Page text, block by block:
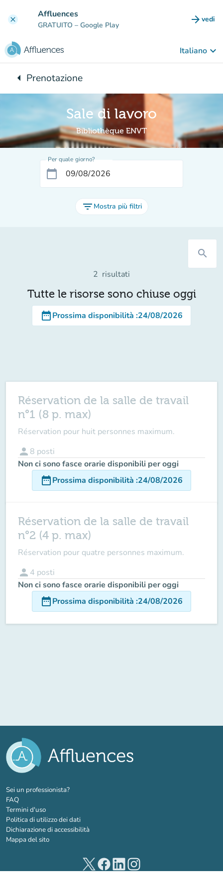
clear Affluences
GRATUITO – Google Play arrow_forward vedi
Italiano keyboard_arrow_down
arrow_leftTorna a:
Prenotazione
Sale di lavoro
Bibliothèque ENVT
Per quale giorno?
calendar_today
filter_list Mostra più filtri
search
2 risultati
Tutte le risorse sono chiuse oggi
date_rangeProssima disponibilità :24/08/2026
Réservation de la salle de travail
n°1 (8 p. max)
Réservation pour huit personnes maximum.
person 8 posti
Non ci sono fasce orarie disponibili per oggi
date_rangeProssima disponibilità :24/08/2026
Réservation de la salle de travail
n°2 (4 p. max)
Réservation pour quatre personnes maximum.
person 4 posti
Non ci sono fasce orarie disponibili per oggi
date_rangeProssima disponibilità :24/08/2026
Sei un professionista?(nuova scheda)
FAQ
Termini d'uso
Politica di utilizzo dei dati
Dichiarazione di accessibilità
Mappa del sito
(nuova scheda)
(nuova scheda)
(nuova scheda)